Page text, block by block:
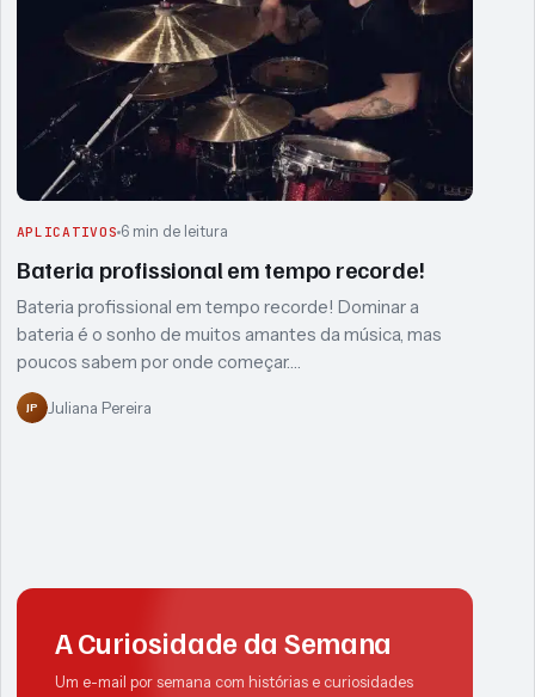
APLICATIVOS 6 min de leitura
Bateria profissional em tempo recorde!
Bateria profissional em tempo recorde! Dominar a
bateria é o sonho de muitos amantes da música, mas
poucos sabem por onde começar.…
JP Juliana Pereira
A Curiosidade da Semana
Um e-mail por semana com histórias e curiosidades